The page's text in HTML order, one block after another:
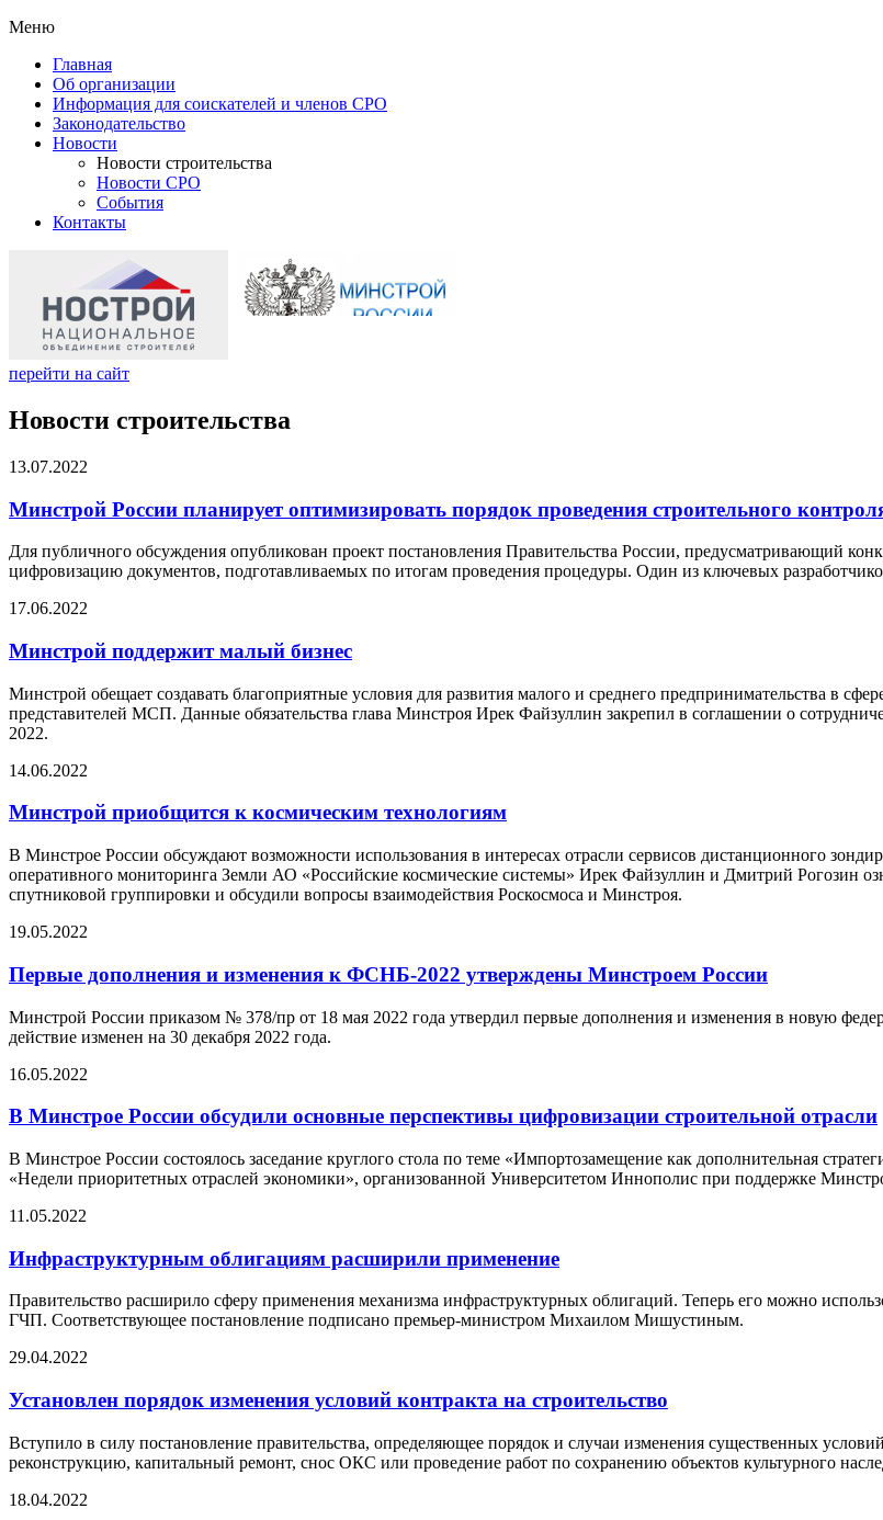
Меню
Главная
Об организации
Информация для соискателей и членов СРО
Законодательство
Новости
Новости строительства
Новости СРО
События
Контакты
перейти на сайт
Новости строительства
13.07.2022
Минстрой России планирует оптимизировать порядок проведения строительного
Для публичного обсуждения опубликован проект постановления Правительства России, предусматривающий
цифровизацию документов, подготавливаемых по итогам проведения процедуры. Один из ключевых
17.06.2022
Минстрой поддержит малый бизнес
Минстрой обещает создавать благоприятные условия для развития малого и среднего предпринимательства в
представителей МСП. Данные обязательства глава Минстроя Ирек Файзуллин закрепил в соглашении о
2022.
14.06.2022
Минстрой приобщится к космическим технологиям
В Минстрое России обсуждают возможности использования в интересах отрасли сервисов дистанционного
оперативного мониторинга Земли АО «Российские космические системы» Ирек Файзуллин и Дмитрий Рогозин
спутниковой группировки и обсудили вопросы взаимодействия Роскосмоса и Минстроя.
19.05.2022
Первые дополнения и изменения к ФСНБ-2022 утверждены Минстроем России
Минстрой России приказом № 378/пр от 18 мая 2022 года утвердил первые дополнения и изменения в новую
действие изменен на 30 декабря 2022 года.
16.05.2022
В Минстрое России обсудили основные перспективы цифровизации строительной отрасли
В Минстрое России состоялось заседание круглого стола по теме «Импортозамещение как дополнительная
«Недели приоритетных отраслей экономики», организованной Университетом Иннополис при поддержке
11.05.2022
Инфраструктурным облигациям расширили применение
Правительство расширило сферу применения механизма инфраструктурных облигаций. Теперь его можно
ГЧП. Соответствующее постановление подписано премьер-министром Михаилом Мишустиным.
29.04.2022
Установлен порядок изменения условий контракта на строительство
Вступило в силу постановление правительства, определяющее порядок и случаи изменения существенных
реконструкцию, капитальный ремонт, снос ОКС или проведение работ по сохранению объектов культурного
18.04.2022